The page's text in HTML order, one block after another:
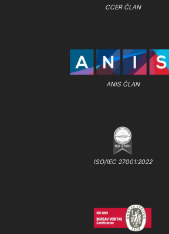
CCER ČLAN
ANIS ČLAN
ISO/IEC 27001:2022